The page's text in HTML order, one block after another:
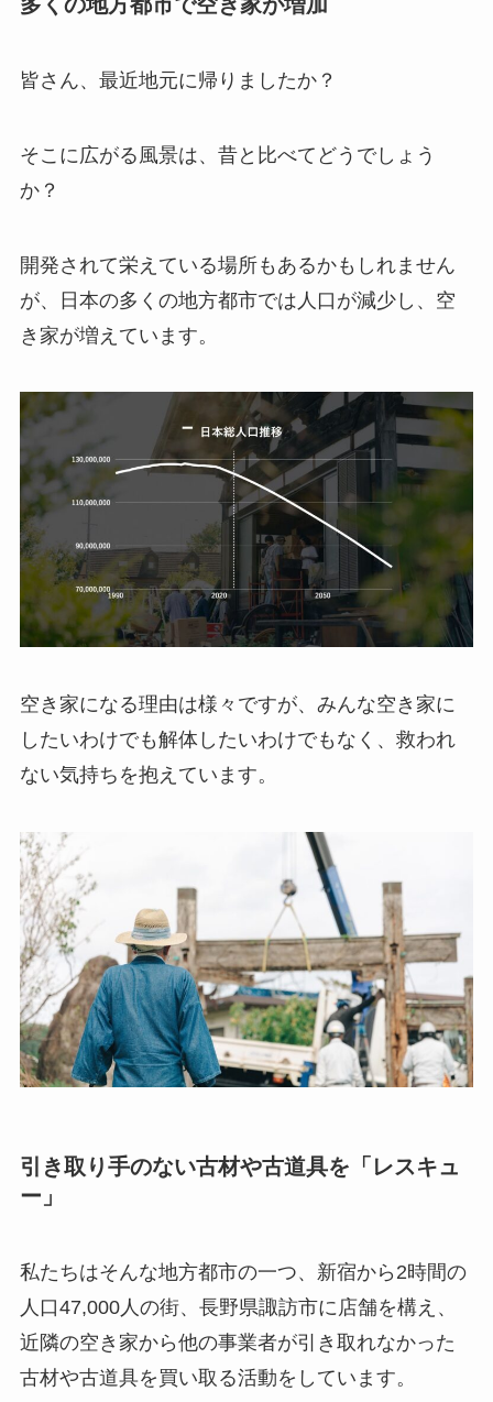
皆さん、最近地元に帰りましたか？
そこに広がる風景は、昔と比べてどうでしょう
か？
開発されて栄えている場所もあるかもしれません
が、日本の多くの地方都市では人口が減少し、空
き家が増えています。
空き家になる理由は様々ですが、みんな空き家に
したいわけでも解体したいわけでもなく、救われ
ない気持ちを抱えています。
引き取り手のない古材や古道具を「レスキュ
ー」
私たちはそんな地方都市の一つ、新宿から2時間の
人口47,000人の街、長野県諏訪市に店舗を構え、
近隣の空き家から他の事業者が引き取れなかった
古材や古道具を買い取る活動をしています。